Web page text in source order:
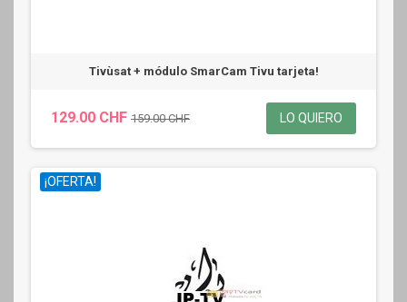
Tivùsat + módulo SmarCam Tivu tarjeta!
129.00 CHF 159.00 CHF LO QUIERO
¡OFERTA!